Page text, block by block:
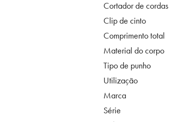
Cortador de cordas
Clip de cinto
Comprimento total
Material do corpo
Tipo de punho
Utilização
Marca
Série